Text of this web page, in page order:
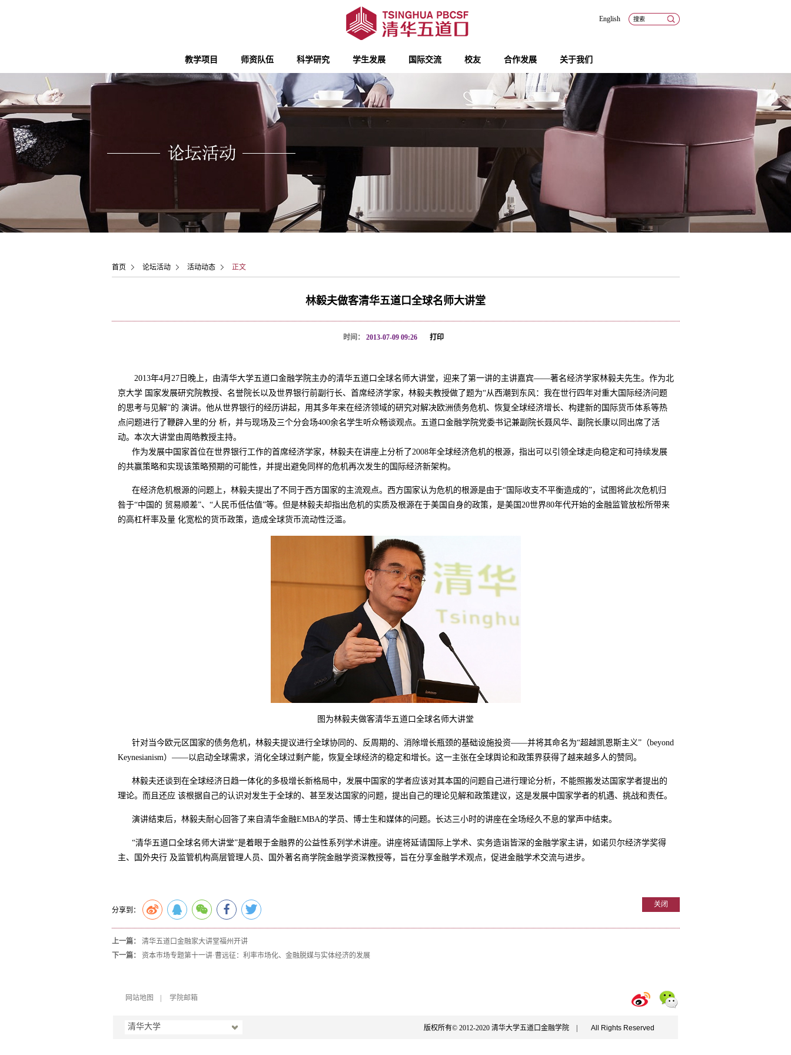
教学项目 师资队伍 科学研究 学生发展 国际交流 校友 合作发展 关于我们
English
首页 论坛活动 活动动态 正文
林毅夫做客清华五道口全球名师大讲堂
时间： 2013-07-09 09:26 打印
2013年4月27日晚上，由清华大学五道口金融学院主办的清华五道口全球名师大讲堂，迎来了第一讲的主讲嘉宾——著名经济学家林毅夫先生。作为北
京大学 国家发展研究院教授、名誉院长以及世界银行前副行长、首席经济学家，林毅夫教授做了题为“从西潮到东风：我在世行四年对重大国际经济问题
的思考与见解”的 演讲。他从世界银行的经历讲起，用其多年来在经济领域的研究对解决欧洲债务危机、恢复全球经济增长、构建新的国际货币体系等热
点问题进行了鞭辟入里的分 析，并与现场及三个分会场400余名学生听众畅谈观点。五道口金融学院党委书记兼副院长聂风华、副院长康以同出席了活
动。本次大讲堂由周皓教授主持。
作为发展中国家首位在世界银行工作的首席经济学家，林毅夫在讲座上分析了2008年全球经济危机的根源，指出可以引领全球走向稳定和可持续发展
的共赢策略和实现该策略预期的可能性，并提出避免同样的危机再次发生的国际经济新架构。
在经济危机根源的问题上，林毅夫提出了不同于西方国家的主流观点。西方国家认为危机的根源是由于“国际收支不平衡造成的”，试图将此次危机归
咎于“中国的 贸易顺差”、“人民币低估值”等。但是林毅夫却指出危机的实质及根源在于美国自身的政策，是美国20世界80年代开始的金融监管放松所带来
的高杠杆率及量 化宽松的货币政策，造成全球货币流动性泛滥。
图为林毅夫做客清华五道口全球名师大讲堂
针对当今欧元区国家的债务危机，林毅夫提议进行全球协同的、反周期的、消除增长瓶颈的基础设施投资——并将其命名为“超越凯恩斯主义”（beyond
Keynesianism）——以启动全球需求，消化全球过剩产能，恢复全球经济的稳定和增长。这一主张在全球舆论和政策界获得了越来越多人的赞同。
林毅夫还谈到在全球经济日趋一体化的多极增长新格局中，发展中国家的学者应该对其本国的问题自己进行理论分析，不能照搬发达国家学者提出的
理论。而且还应 该根据自己的认识对发生于全球的、甚至发达国家的问题，提出自己的理论见解和政策建议，这是发展中国家学者的机遇、挑战和责任。
演讲结束后，林毅夫耐心回答了来自清华金融EMBA的学员、博士生和媒体的问题。长达三小时的讲座在全场经久不息的掌声中结束。
“清华五道口全球名师大讲堂”是着眼于金融界的公益性系列学术讲座。讲座将延请国际上学术、实务造诣皆深的金融学家主讲，如诺贝尔经济学奖得
主、国外央行 及监管机构高层管理人员、国外著名商学院金融学资深教授等，旨在分享金融学术观点，促进金融学术交流与进步。
分享到：
关闭
上一篇：
清华五道口金融家大讲堂福州开讲
下一篇：
资本市场专题第十一讲·曹远征：利率市场化、金融脱媒与实体经济的发展
网站地图 学院邮箱
清华大学 版权所有© 2012-2020 清华大学五道口金融学院 | All Rights Reserved